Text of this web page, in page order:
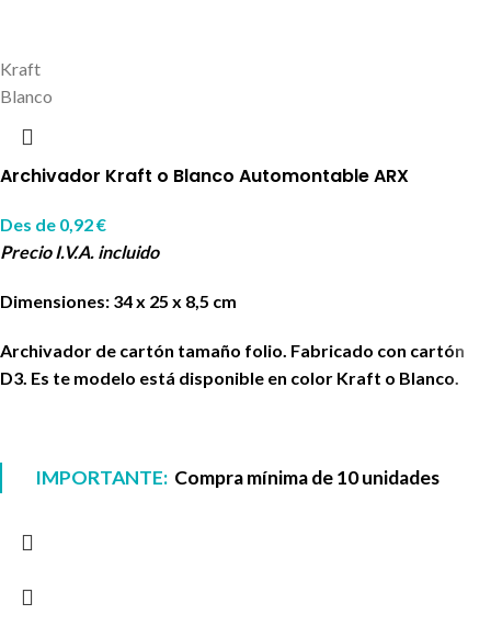
Kraft
Blanco
Archivador Kraft o Blanco Automontable ARX
Des de 0,92€
Precio I.V.A. incluido
Dimensiones: 34 x 25 x 8,5 cm
Archivador de cartón tamaño folio. Fabricado con cartón
D3. Es te modelo está disponible en color Kraft o Blanco.
IMPORTANTE: Compra mínima de 10 unidades